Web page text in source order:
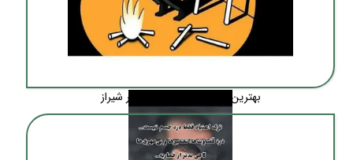
بهترین ترک اعتیاد بدون درد در شیراز